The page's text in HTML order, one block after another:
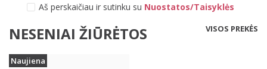
Aš perskaičiau ir sutinku su Nuostatos/Taisyklės
NESENIAI ŽIŪRĖTOS VISOS PREKĖS
Naujiena